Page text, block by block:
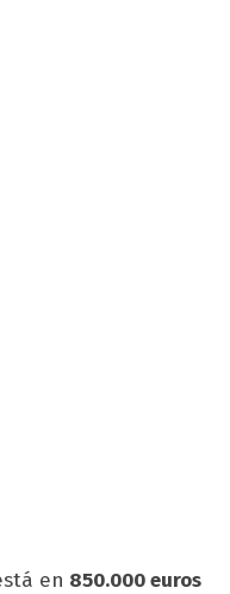
en 850.000 euros